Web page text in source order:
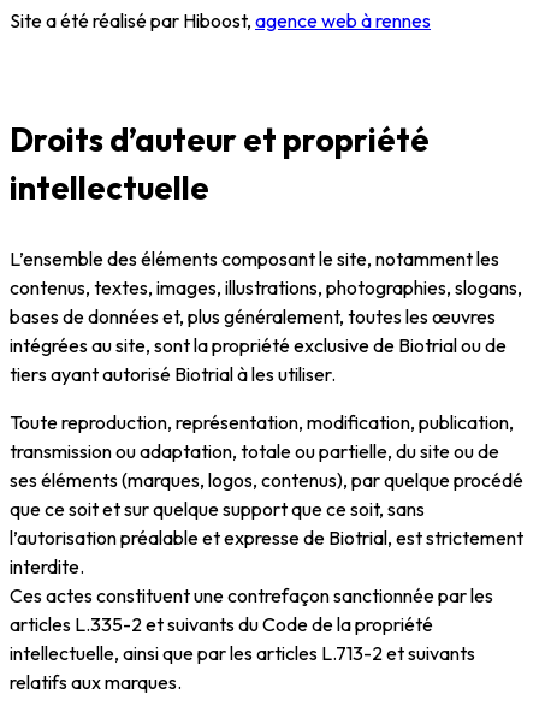
Site a été réalisé par Hiboost, agence web à rennes
Droits d’auteur et propriété
intellectuelle
L’ensemble des éléments composant le site, notamment les
contenus, textes, images, illustrations, photographies, slogans,
bases de données et, plus généralement, toutes les œuvres
intégrées au site, sont la propriété exclusive de Biotrial ou de
tiers ayant autorisé Biotrial à les utiliser.
Toute reproduction, représentation, modification, publication,
transmission ou adaptation, totale ou partielle, du site ou de
ses éléments (marques, logos, contenus), par quelque procédé
que ce soit et sur quelque support que ce soit, sans
l’autorisation préalable et expresse de Biotrial, est strictement
interdite.
Ces actes constituent une contrefaçon sanctionnée par les
articles L.335-2 et suivants du Code de la propriété
intellectuelle, ainsi que par les articles L.713-2 et suivants
relatifs aux marques.